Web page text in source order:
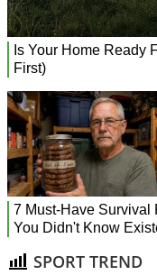
SPORT TREND